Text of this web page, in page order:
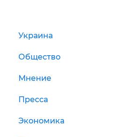
Украина
Общество
Мнение
Пресса
Экономика